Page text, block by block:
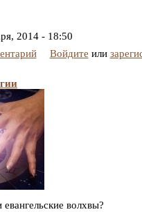
2014 - 18:50
Войдите или
волхвы?